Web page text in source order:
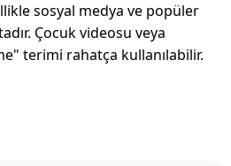
sosyal medya ve popüler
Çocuk videosu veya
terimi rahatça kullanılabilir.